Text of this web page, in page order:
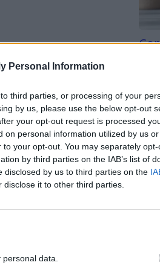
Personal Information
third parties, or processing of your
by us, please use the below opt-out
your opt-out request is processed
on personal information utilized by us
your opt-out. You may separately
by third parties on the IAB’s list of
disclosed by us to third parties on the
disclose it to other third parties.
data.
à s’accumuler
dépôts peuvent
de maladies
vasculaire cérébral
accru de maladies
Sa principale fonction
vers le foie, où il
de plaques dans les
taux élevé de HDL est
Tri
du